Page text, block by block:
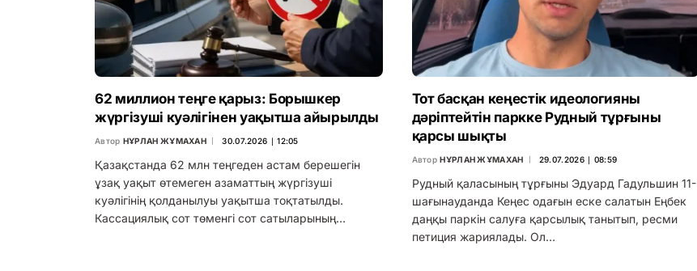
62 миллион теңге қарыз: Борышкер
жүргізуші куәлігінен уақытша айырылды
Автор НҰРЛАН ЖҰМАХАН 30.07.2026 ∣ 12:05
Қазақстанда 62 млн теңгеден астам берешегін
ұзақ уақыт өтемеген азаматтың жүргізуші
куәлігінің қолданылуы уақытша тоқтатылды.
Кассациялық сот төменгі сот сатыларының…
Тот басқан кеңестік идеологияны
дәріптейтін паркке Рудный тұрғыны
қарсы шықты
Автор НҰРЛАН ЖҰМАХАН 29.07.2026 ∣ 08:59
Рудный қаласының тұрғыны Эдуард Гадульшин 11-
шағынауданда Кеңес одағын еске салатын Еңбек
даңқы паркін салуға қарсылық танытып, ресми
петиция жариялады. Ол…